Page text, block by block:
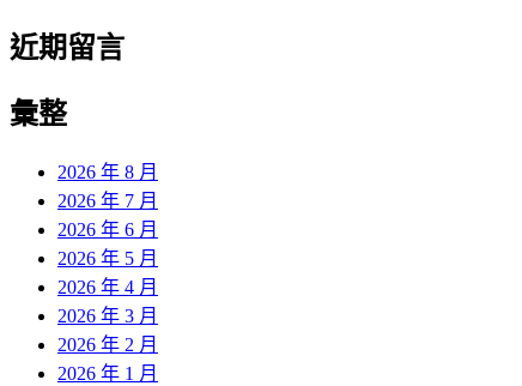
近期留言
彙整
2026 年 8 月
2026 年 7 月
2026 年 6 月
2026 年 5 月
2026 年 4 月
2026 年 3 月
2026 年 2 月
2026 年 1 月